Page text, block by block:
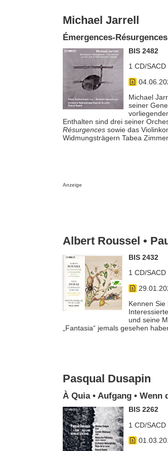
Michael Jarrell
Émergences-
BIS 2482
1 CD/
Michael
seiner
Enthalten sind drei seiner
Résurgencessowie das
Widmungsträgern Tabea
Anzeige
Albert Roussel •
BIS 2432
1 CD/
Kennen Sie
und seine
„Fantasia“ jemals gesehen
Pasqual Dusapin
À Quia • Aufgang • Wenn
BIS 2262
1 CD/